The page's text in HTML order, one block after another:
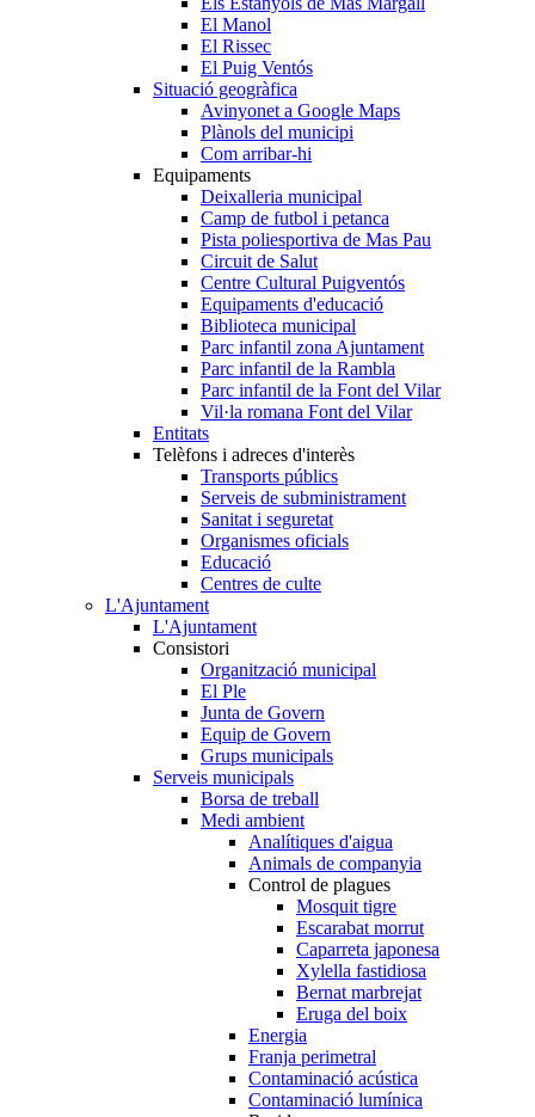
El Manol
El Rissec
El Puig Ventós
Situació geogràfica
Avinyonet a Google Maps
Plànols del municipi
Com arribar-hi
Equipaments
Deixalleria municipal
Camp de futbol i petanca
Pista poliesportiva de Mas Pau
Circuit de Salut
Centre Cultural Puigventós
Equipaments d'educació
Biblioteca municipal
Parc infantil zona Ajuntament
Parc infantil de la Rambla
Parc infantil de la Font del Vilar
Vil·la romana Font del Vilar
Entitats
Telèfons i adreces d'interès
Transports públics
Serveis de subministrament
Sanitat i seguretat
Organismes oficials
Educació
Centres de culte
L'Ajuntament
L'Ajuntament
Consistori
Organització municipal
El Ple
Junta de Govern
Equip de Govern
Grups municipals
Serveis municipals
Borsa de treball
Medi ambient
Analítiques d'aigua
Animals de companyia
Control de plagues
Mosquit tigre
Escarabat morrut
Caparreta japonesa
Xylella fastidiosa
Bernat marbrejat
Eruga del boix
Energia
Franja perimetral
Contaminació acústica
Contaminació lumínica